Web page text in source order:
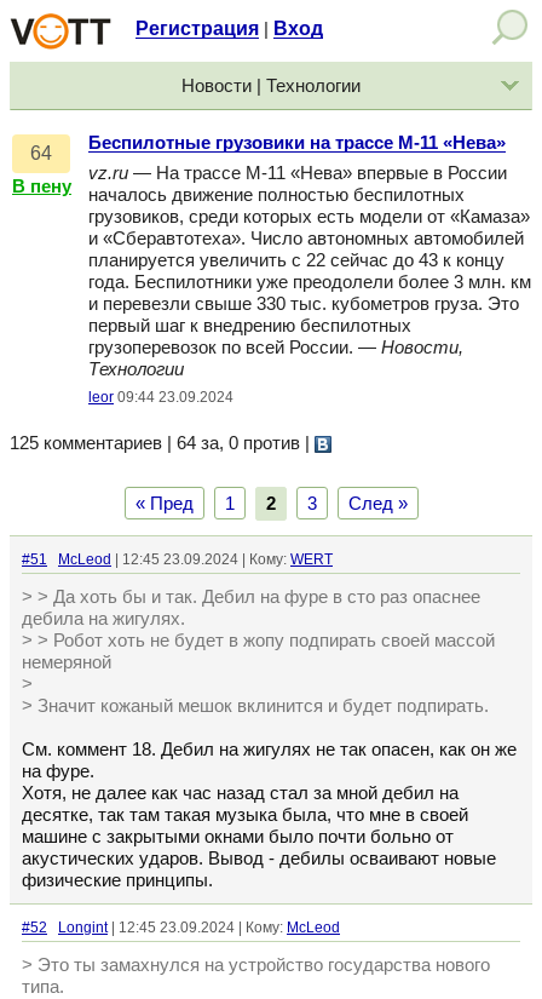
Регистрация Вход
Новости | Технологии
64
В пену
Беспилотные грузовики на трассе М-11 «Нева»
vz.ru — На трассе М-11 «Нева» впервые в России
началось движение полностью беспилотных
грузовиков, среди которых есть модели от «Камаза»
и «Сберавтотеха». Число автономных автомобилей
планируется увеличить с 22 сейчас до 43 к концу
года. Беспилотники уже преодолели более 3 млн. км
и перевезли свыше 330 тыс. кубометров груза. Это
первый шаг к внедрению беспилотных
грузоперевозок по всей России. — Новости,
Технологии
leor 09:44 23.09.2024
125 комментариев | 64 за, 0 против
« Пред 1 2 3 След »
#51 McLeod | 12:45 23.09.2024 | Кому: WERT
> > Да хоть бы и так. Дебил на фуре в сто раз опаснее
дебила на жигулях.
> > Робот хоть не будет в жопу подпирать своей массой
немеряной
>
> Значит кожаный мешок вклинится и будет подпирать.
См. коммент 18. Дебил на жигулях не так опасен, как он же
на фуре.
Хотя, не далее как час назад стал за мной дебил на
десятке, так там такая музыка была, что мне в своей
машине с закрытыми окнами было почти больно от
акустических ударов. Вывод - дебилы осваивают новые
физические принципы.
#52 Longint| 12:45 23.09.2024 | Кому: McLeod
> Это ты замахнулся на устройство государства нового
типа.